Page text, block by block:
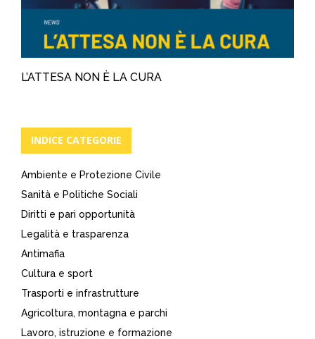
L’ATTESA NON È LA CURA
INDICE CATEGORIE
Ambiente e Protezione Civile
Sanità e Politiche Sociali
Diritti e pari opportunità
Legalità e trasparenza
Antimafia
Cultura e sport
Trasporti e infrastrutture
Agricoltura, montagna e parchi
Lavoro, istruzione e formazione